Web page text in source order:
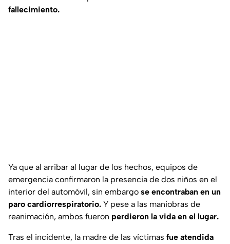
fallecimiento.
Ya que al arribar al lugar de los hechos, equipos de
emergencia confirmaron la presencia de dos niños en el
interior del automóvil, sin embargo se encontraban en un
paro cardiorrespiratorio. Y pese a las maniobras de
reanimación, ambos fueron perdieron la vida en el lugar.
Tras el incidente, la madre de las víctimas fue atendida